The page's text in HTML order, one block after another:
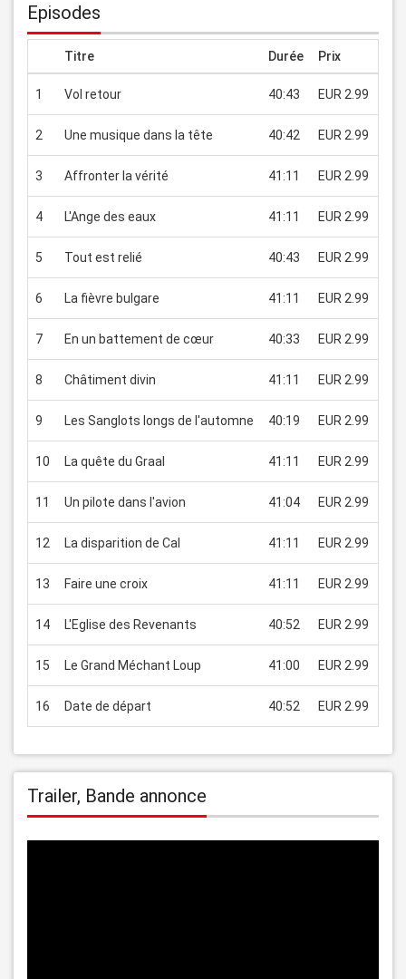
Episodes
Titre Durée Prix
1 Vol retour 40:43 EUR 2.99
2 Une musique dans la tête 40:42 EUR 2.99
3 Affronter la vérité 41:11 EUR 2.99
4 L'Ange des eaux 41:11 EUR 2.99
5 Tout est relié 40:43 EUR 2.99
6 La fièvre bulgare 41:11 EUR 2.99
7 En un battement de cœur 40:33 EUR 2.99
8 Châtiment divin 41:11 EUR 2.99
9 Les Sanglots longs de l'automne 40:19 EUR 2.99
10 La quête du Graal 41:11 EUR 2.99
11 Un pilote dans l'avion 41:04 EUR 2.99
12 La disparition de Cal 41:11 EUR 2.99
13 Faire une croix 41:11 EUR 2.99
14 L'Eglise des Revenants 40:52 EUR 2.99
15 Le Grand Méchant Loup 41:00 EUR 2.99
16 Date de départ 40:52 EUR 2.99
Trailer, Bande annonce